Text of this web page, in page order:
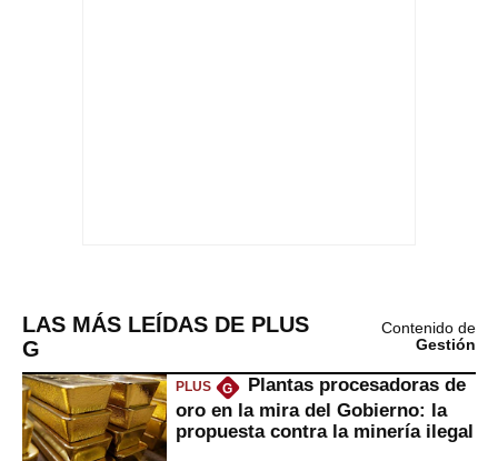
LAS MÁS LEÍDAS DE PLUS
G
Contenido de
Gestión
PLUS G
Plantas procesadoras de
oro en la mira del Gobierno: la
propuesta contra la minería ilegal